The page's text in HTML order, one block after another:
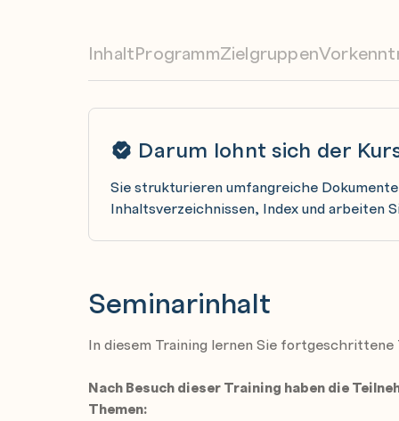
InhaltProgrammZielgruppen
Darum lohnt sich der
Sie strukturieren umfangreiche
Inhaltsverzeichnissen, Index und arbeiten
Seminarinhalt
In diesem Training lernen Sie fortgeschrittene
Nach Besuch dieser Training haben die
Themen: